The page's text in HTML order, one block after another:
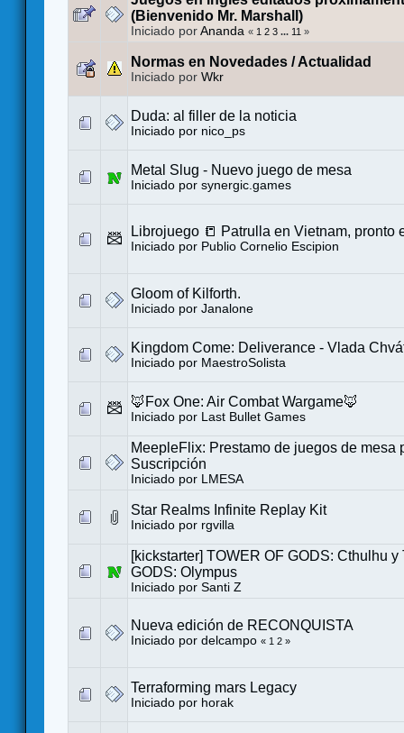
(Bienvenido Mr. Marshall)
Iniciado por Ananda « 1 2 3 ... 11 »
Normas en Novedades / Actualidad
Iniciado por Wkr
Duda: al filler de la noticia
Iniciado por nico_ps
Metal Slug - Nuevo juego de mesa
Iniciado por synergic.games
Librojuego 📒 Patrulla en Vietnam, pronto
Iniciado por Publio Cornelio Escipion
Gloom of Kilforth.
Iniciado por Janalone
Kingdom Come: Deliverance - Vlada
Iniciado por MaestroSolista
🦊Fox One: Air Combat Wargame🦊
Iniciado por Last Bullet Games
MeepleFlix: Prestamo de juegos de mesa
Suscripción
Iniciado por LMESA
Star Realms Infinite Replay Kit
Iniciado por rgvilla
[kickstarter] TOWER OF GODS: Cthulhu y
GODS: Olympus
Iniciado por Santi Z
Nueva edición de RECONQUISTA
Iniciado por delcampo « 1 2 »
Terraforming mars Legacy
Iniciado por horak